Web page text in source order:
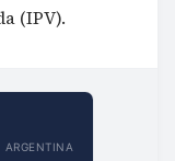
(IPV).
ARGENTINA